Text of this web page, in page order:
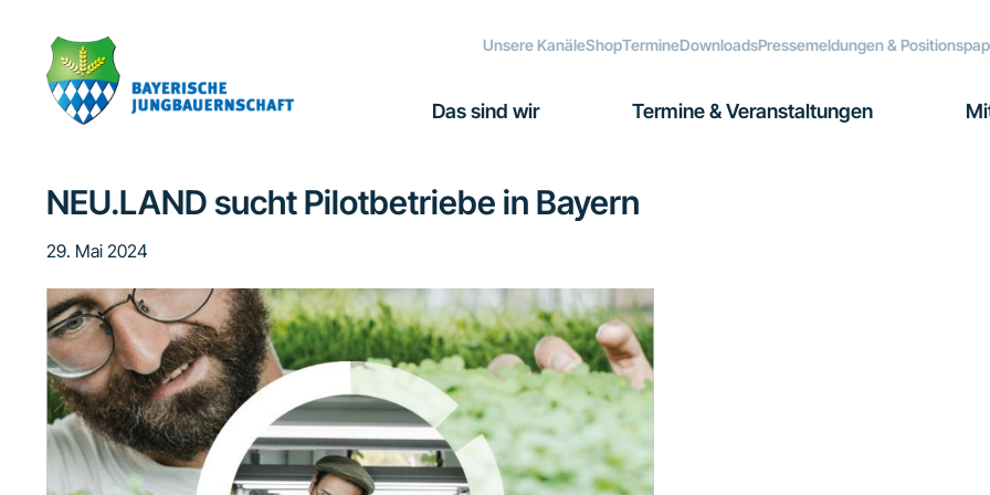
Hauptnavigation
springen
springen
Fußzeile
springen
Unsere KanäleShopTermineDownloadsPressemeldungen &
Das sind wir Termine & Veranstaltungen
NEU.LAND sucht Pilotbetriebe in Bayern
29. Mai 2024